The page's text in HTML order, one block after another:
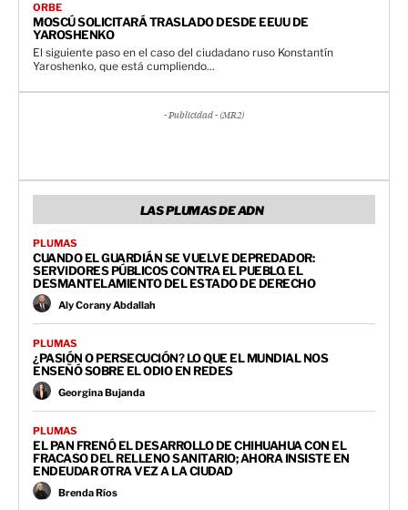
ORBE
MOSCÚ SOLICITARÁ TRASLADO DESDE EEUU DE
YAROSHENKO
El siguiente paso en el caso del ciudadano ruso Konstantín
Yaroshenko, que está cumpliendo...
- Publicidad - (MR2)
LAS PLUMAS DE ADN
PLUMAS
CUANDO EL GUARDIÁN SE VUELVE DEPREDADOR:
SERVIDORES PÚBLICOS CONTRA EL PUEBLO. EL
DESMANTELAMIENTO DEL ESTADO DE DERECHO
Aly Corany Abdallah
PLUMAS
¿PASIÓN O PERSECUCIÓN? LO QUE EL MUNDIAL NOS
ENSEÑÓ SOBRE EL ODIO EN REDES
Georgina Bujanda
PLUMAS
EL PAN FRENÓ EL DESARROLLO DE CHIHUAHUA CON EL
FRACASO DEL RELLENO SANITARIO; AHORA INSISTE EN
ENDEUDAR OTRA VEZ A LA CIUDAD
Brenda Ríos